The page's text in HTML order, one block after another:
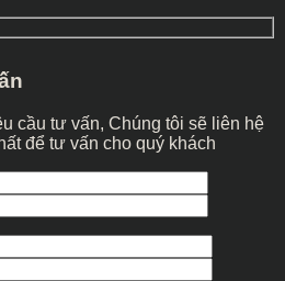
cầu tư vấn, Chúng tôi sẽ liên hệ
để tư vấn cho quý khách